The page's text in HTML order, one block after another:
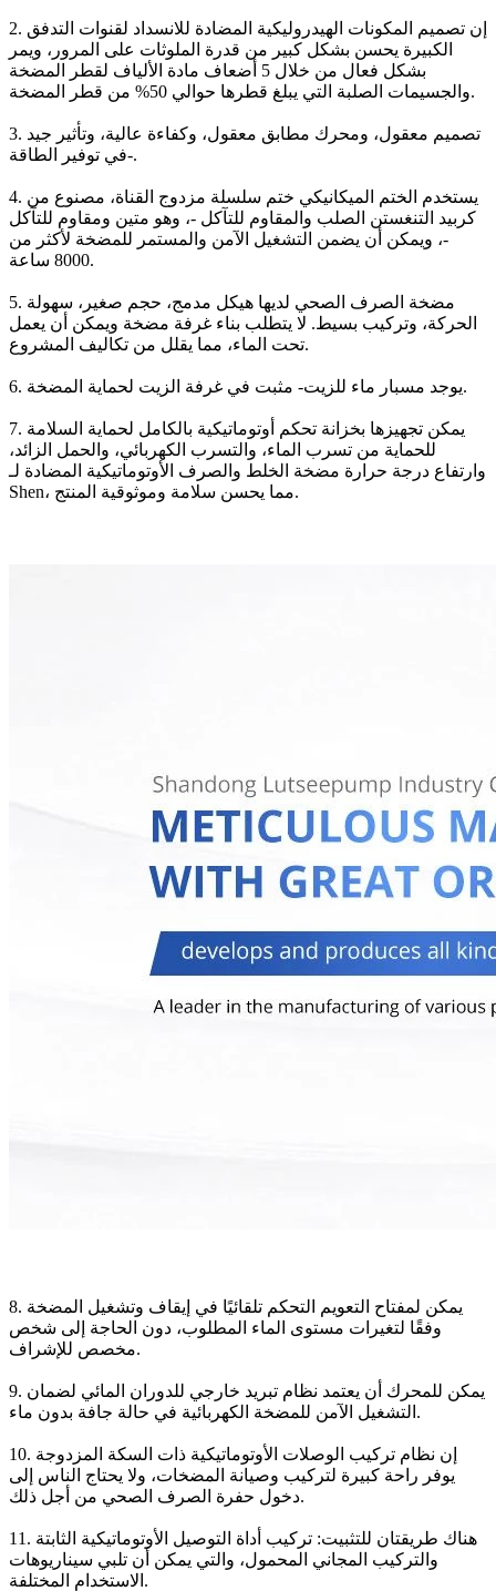
2. إن تصميم المكونات الهيدروليكية المضادة للانسداد لقنوات التدفق
الكبيرة يحسن بشكل كبير من قدرة الملوثات على المرور، ويمر
بشكل فعال من خلال 5 أضعاف مادة الألياف لقطر المضخة
والجسيمات الصلبة التي يبلغ قطرها حوالي 50% من قطر المضخة.
3. تصميم معقول، ومحرك مطابق معقول، وكفاءة عالية، وتأثير جيد
في توفير الطاقة-.
4. يستخدم الختم الميكانيكي ختم سلسلة مزدوج القناة، مصنوع من
كربيد التنغستن الصلب والمقاوم للتآكل -، وهو متين ومقاوم للتآكل
-، ويمكن أن يضمن التشغيل الآمن والمستمر للمضخة لأكثر من
8000 ساعة.
5. مضخة الصرف الصحي لديها هيكل مدمج، حجم صغير، سهولة
الحركة، وتركيب بسيط. لا يتطلب بناء غرفة مضخة ويمكن أن يعمل
تحت الماء، مما يقلل من تكاليف المشروع.
6. يوجد مسبار ماء للزيت- مثبت في غرفة الزيت لحماية المضخة.
7. يمكن تجهيزها بخزانة تحكم أوتوماتيكية بالكامل لحماية السلامة
للحماية من تسرب الماء، والتسرب الكهربائي، والحمل الزائد،
وارتفاع درجة حرارة مضخة الخلط والصرف الأوتوماتيكية المضادة لـ
Shen، مما يحسن سلامة وموثوقية المنتج.
8. يمكن لمفتاح التعويم التحكم تلقائيًا في إيقاف وتشغيل المضخة
وفقًا لتغيرات مستوى الماء المطلوب، دون الحاجة إلى شخص
مخصص للإشراف.
9. يمكن للمحرك أن يعتمد نظام تبريد خارجي للدوران المائي لضمان
التشغيل الآمن للمضخة الكهربائية في حالة جافة بدون ماء.
10. إن نظام تركيب الوصلات الأوتوماتيكية ذات السكة المزدوجة
يوفر راحة كبيرة لتركيب وصيانة المضخات، ولا يحتاج الناس إلى
دخول حفرة الصرف الصحي من أجل ذلك.
11. هناك طريقتان للتثبيت: تركيب أداة التوصيل الأوتوماتيكية الثابتة
والتركيب المجاني المحمول، والتي يمكن أن تلبي سيناريوهات
الاستخدام المختلفة.